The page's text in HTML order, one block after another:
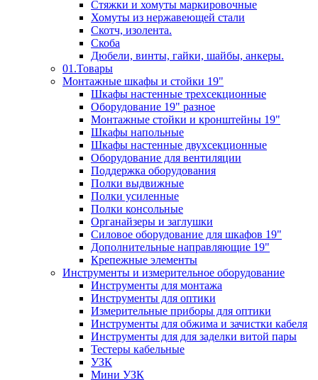
Стяжки и хомуты маркировочные
Хомуты из нержавеющей стали
Скотч, изолента.
Скоба
Дюбели, винты, гайки, шайбы, анкеры.
01.Товары
Монтажные шкафы и стойки 19"
Шкафы настенные трехсекционные
Оборудование 19" разное
Монтажные стойки и кронштейны 19"
Шкафы напольные
Шкафы настенные двухсекционные
Оборудование для вентиляции
Поддержка оборудования
Полки выдвижные
Полки усиленные
Полки консольные
Органайзеры и заглушки
Силовое оборудование для шкафов 19"
Дополнительные направляющие 19"
Крепежные элементы
Инструменты и измерительное оборудование
Инструменты для монтажа
Инструменты для оптики
Измерительные приборы для оптики
Инструменты для обжима и зачистки кабеля
Инструменты для для заделки витой пары
Тестеры кабельные
УЗК
Мини УЗК